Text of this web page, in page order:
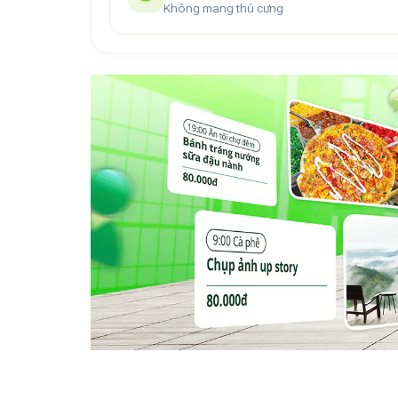
Không mang thú cưng